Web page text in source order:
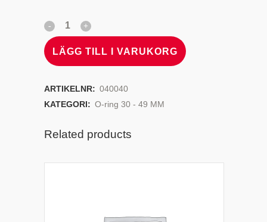
LÄGG TILL I VARUKORG
ARTIKELNR: 040040
KATEGORI: O-ring 30 - 49 MM
Related products